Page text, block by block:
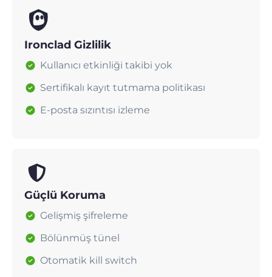
Ironclad Gizlilik
Kullanıcı etkinliği takibi yok
Sertifikalı kayıt tutmama politikası
E-posta sızıntısı izleme
Güçlü Koruma
Gelişmiş şifreleme
Bölünmüş tünel
Otomatik kill switch